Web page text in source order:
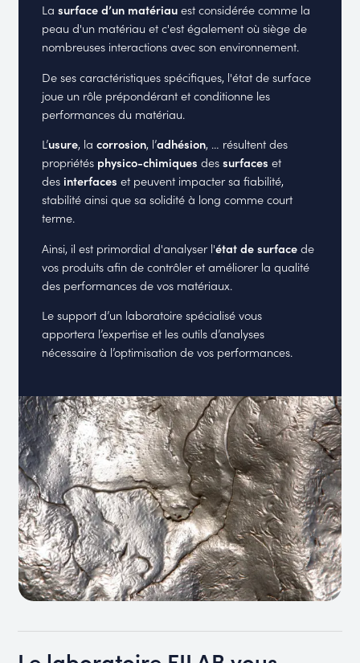
Lasurface d’un matériauest considérée comme la
peau d'un matériau et c'est également où siège de
nombreuses interactions avec son environnement.
De ses caractéristiques spécifiques, l'état de surface
joue un rôle prépondérant et conditionne les
performances du matériau.
L’usure, lacorrosion, l’adhésion, … résultent des
propriétés physico-chimiques dessurfaces et
des interfaceset peuvent impacter sa fiabilité,
stabilité ainsi que sa solidité à long comme court
terme.
Ainsi, il est primordial d'analyser l'état de surfacede
vos produits afin de contrôler et améliorer la qualité
des performances de vos matériaux.
Le support d’un laboratoire spécialisé vous
apportera l’expertise et les outils d’analyses
nécessaire à l’optimisation de vos performances.